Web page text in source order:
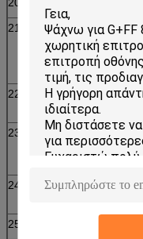
21
Πάχος
22
Ελαφριά
μετάδοση
23 Διάρκεια
24
Οδηγοί
25